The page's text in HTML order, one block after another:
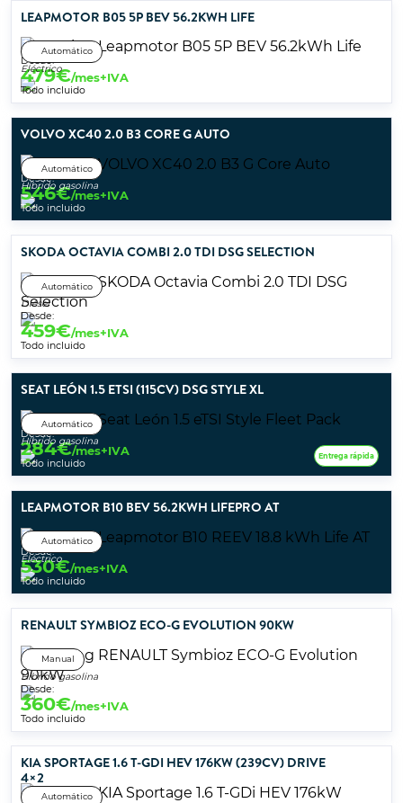
LEAPMOTOR B05 5P BEV 56.2KWH LIFE
Automático
Eléctrico
Desde:
479€/mes+IVA
Todo incluido
VOLVO XC40 2.0 B3 CORE G AUTO
Automático
Híbrido gasolina
Desde:
546€/mes+IVA
Todo incluido
SKODA OCTAVIA COMBI 2.0 TDI DSG SELECTION
Automático
Diésel
Desde:
459€/mes+IVA
Todo incluido
SEAT LEÓN 1.5 ETSI (115CV) DSG STYLE XL
Automático
Híbrido gasolina
Desde:
284€/mes+IVA
Todo incluido
Entrega rápida
LEAPMOTOR B10 BEV 56.2KWH LIFEPRO AT
Automático
Eléctrico
Desde:
530€/mes+IVA
Todo incluido
RENAULT SYMBIOZ ECO-G EVOLUTION 90KW
Manual
Híbrido gasolina
Desde:
360€/mes+IVA
Todo incluido
KIA SPORTAGE 1.6 T-GDI HEV 176KW (239CV) DRIVE
4×2
Automático